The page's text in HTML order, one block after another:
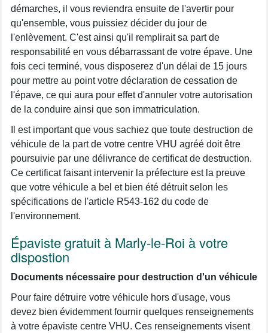
démarches, il vous reviendra ensuite de l'avertir pour
qu'ensemble, vous puissiez décider du jour de
l'enlèvement. C'est ainsi qu'il remplirait sa part de
responsabilité en vous débarrassant de votre épave. Une
fois ceci terminé, vous disposerez d'un délai de 15 jours
pour mettre au point votre déclaration de cessation de
l'épave, ce qui aura pour effet d'annuler votre autorisation
de la conduire ainsi que son immatriculation.
Il est important que vous sachiez que toute destruction de
véhicule de la part de votre centre VHU agréé doit être
poursuivie par une délivrance de certificat de destruction.
Ce certificat faisant intervenir la préfecture est la preuve
que votre véhicule a bel et bien été détruit selon les
spécifications de l'article R543-162 du code de
l'environnement.
Épaviste gratuit à Marly-le-Roi à votre
dispostion
Documents nécessaire pour destruction d'un véhicule
Pour faire détruire votre véhicule hors d'usage, vous
devez bien évidemment fournir quelques renseignements
à votre épaviste centre VHU. Ces renseignements visent